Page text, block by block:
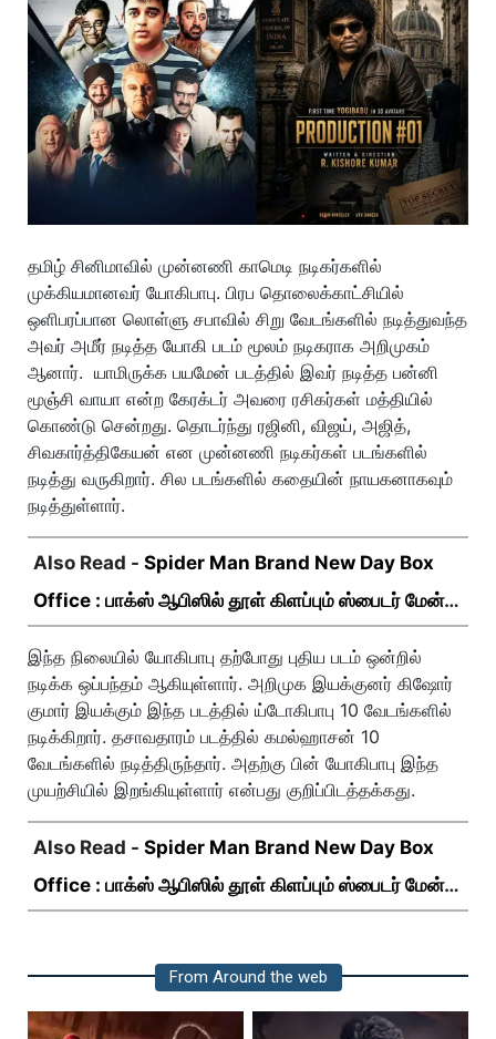
தமிழ் சினிமாவில் முன்னணி காமெடி நடிகர்களில்
முக்கியமானவர் யோகிபாபு. பிரப தொலைக்காட்சியில்
ஒளிபரப்பான லொள்ளு சபாவில் சிறு வேடங்களில் நடித்துவந்த
அவர் அமீர் நடித்த யோகி படம் மூலம் நடிகராக அறிமுகம்
ஆனார். யாமிருக்க பயமேன் படத்தில் இவர் நடித்த பன்னி
மூஞ்சி வாயா என்ற கேரக்டர் அவரை ரசிகர்கள் மத்தியில்
கொண்டு சென்றது. தொடர்ந்து ரஜினி, விஜய், அஜித்,
சிவகார்த்திகேயன் என முன்னணி நடிகர்கள் படங்களில்
நடித்து வருகிறார். சில படங்களில் கதையின் நாயகனாகவும்
நடித்துள்ளார்.
Also Read - Spider Man Brand New Day Box
Office : பாக்ஸ் ஆபிஸில் தூள் கிளப்பும் ஸ்பைடர் மேன்
இந்த நிலையில் யோகிபாபு தற்போது புதிய படம் ஒன்றில்
நடிக்க ஒப்பந்தம் ஆகியுள்ளார். அறிமுக இயக்குனர் கிஷோர்
குமார் இயக்கும் இந்த படத்தில் ய்டோகிபாபு 10 வேடங்களில்
நடிக்கிறார். தசாவதாரம் படத்தில் கமல்ஹாசன் 10
வேடங்களில் நடித்திருந்தார். அதற்கு பின் யோகிபாபு இந்த
முயற்சியில் இறங்கியுள்ளார் என்பது குறிப்பிடத்தக்கது.
Also Read - Spider Man Brand New Day Box
Office : பாக்ஸ் ஆபிஸில் தூள் கிளப்பும் ஸ்பைடர் மேன்
From Around the web